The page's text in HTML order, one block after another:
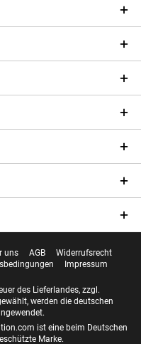
uns AGB
Widerrufsrecht
Impressum
des Lieferlandes, zzgl.
werden die deutschen
ist eine beim Deutschen
Marke.